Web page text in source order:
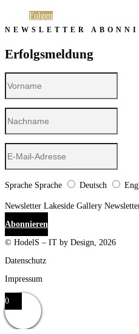
Folgen
NEWSLETTER
Erfolgsmeldung
Sprache Sprache Deutsch
Newsletter Lakeside Gallery
Abonnieren
© HodelS – IT by Design, 2026
Datenschutz
Impressum
0